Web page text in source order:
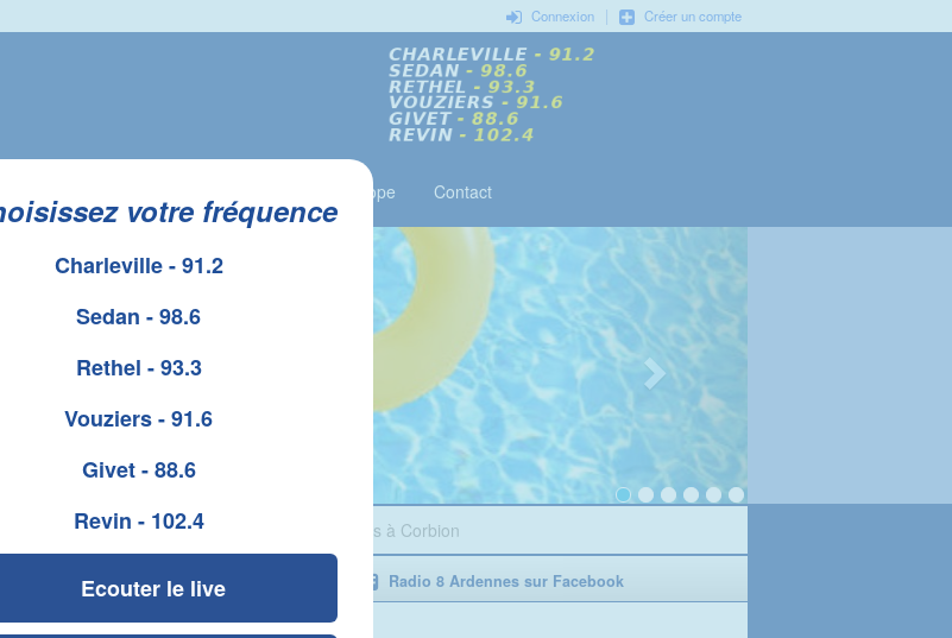
votre fréquence
Charleville - 91.2
Sedan - 98.6
Rethel - 93.3
Vouziers - 91.6
Givet - 88.6
Revin - 102.4
Ecouter le live
Connexion | Créer un compte
Horoscope Contact
: Benjamin Gallot présente sa cave à vins à Corbion
présente sa cave à vins à Radio 8 Ardennes sur Facebook